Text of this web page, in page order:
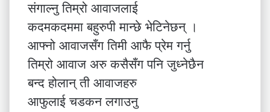
संगाल्नु तिम्रो आवाजलाई
कदमकदममा बहुरुपी मान्छे भेटिनेछन् ।
आफ्नो आवाजसँग तिमी आफै प्रेम गर्नु
तिम्रो आवाज अरु कसैसँग पनि जुध्नेछैन
बन्द होलान् ती आवाजहरु
आफुलाई चडकन लगाउनु